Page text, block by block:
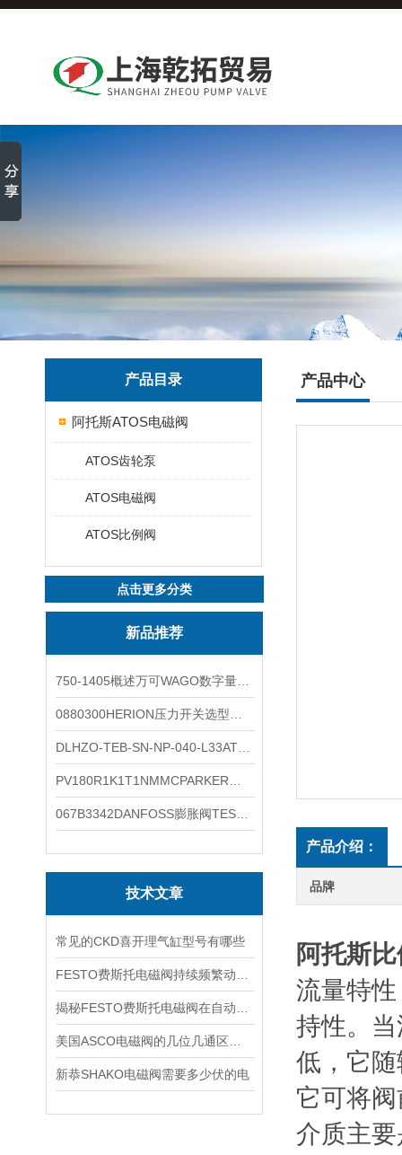
产品目录
阿托斯ATOS电磁阀
ATOS齿轮泵
ATOS电磁阀
ATOS比例阀
点击更多分类
新品推荐
技术文章
常见的CKD喜开理气缸型号有哪些
新恭SHAKO电磁阀需要多少伏的电
产品中心
产品介绍：
品牌
阿托斯
流量特
持性。
低，它
它可将
介质主